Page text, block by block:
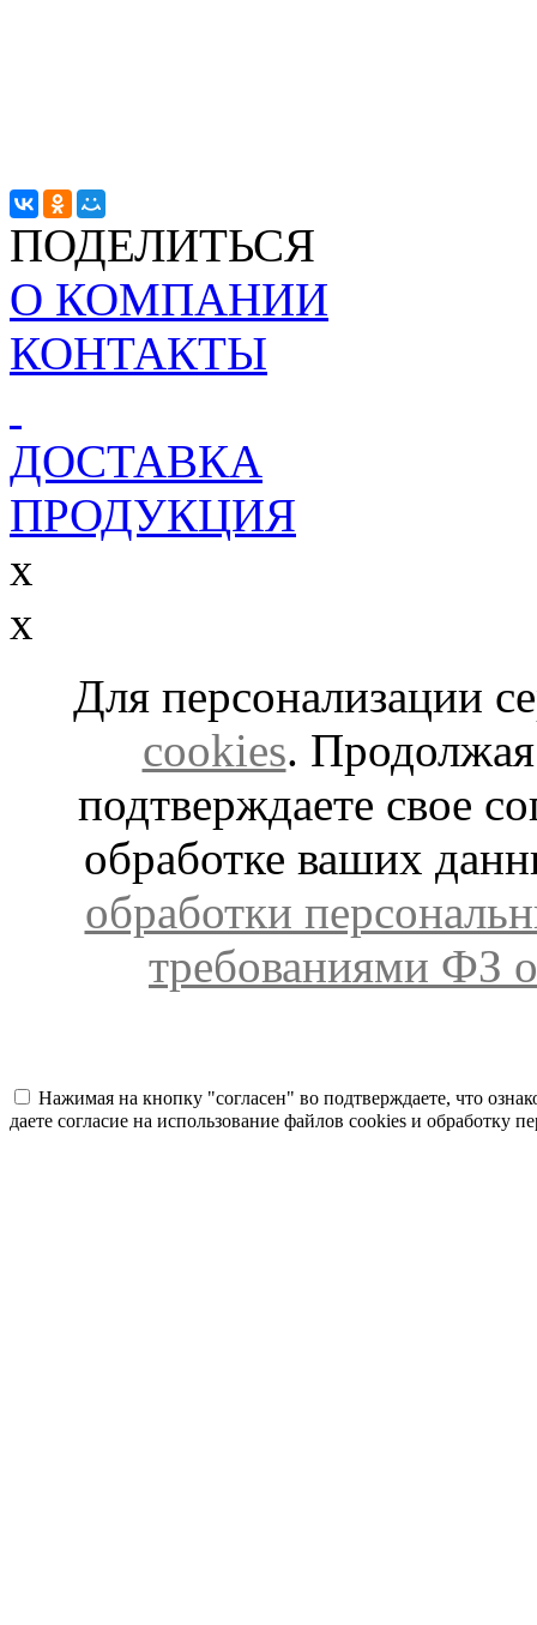
ПОДЕЛИТЬСЯ
О КОМПАНИИ
КОНТАКТЫ
ДОСТАВКА
ПРОДУКЦИЯ
x
x
Для персонализации
cookies. Продолжая
подтверждаете свое
обработке ваших
обработки
требованиями ФЗ
Нажимая на кнопку "согласен" во подтверждаете, что
даете согласие на использование файлов cookies и обработку